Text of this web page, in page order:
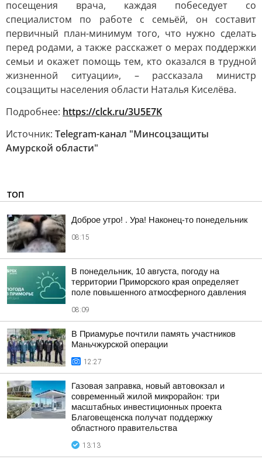
посещения врача, каждая побеседует со
специалистом по работе с семьёй, он составит
первичный план-минимум того, что нужно сделать
перед родами, а также расскажет о мерах поддержки
семьи и окажет помощь тем, кто оказался в трудной
жизненной ситуации», – рассказала министр
соцзащиты населения области Наталья Киселёва.
Подробнее: https://clck.ru/3U5E7K
Источник: Telegram-канал "Минсоцзащиты
Амурской области"
ТОП
Доброе утро! . Ура! Наконец-то понедельник
08:15
В понедельник, 10 августа, погоду на
территории Приморского края определяет
поле повышенного атмосферного давления
08:09
В Приамурье почтили память участников
Маньчжурской операции
12:27
Газовая заправка, новый автовокзал и
современный жилой микрорайон: три
масштабных инвестиционных проекта
Благовещенска получат поддержку
областного правительства
13:13